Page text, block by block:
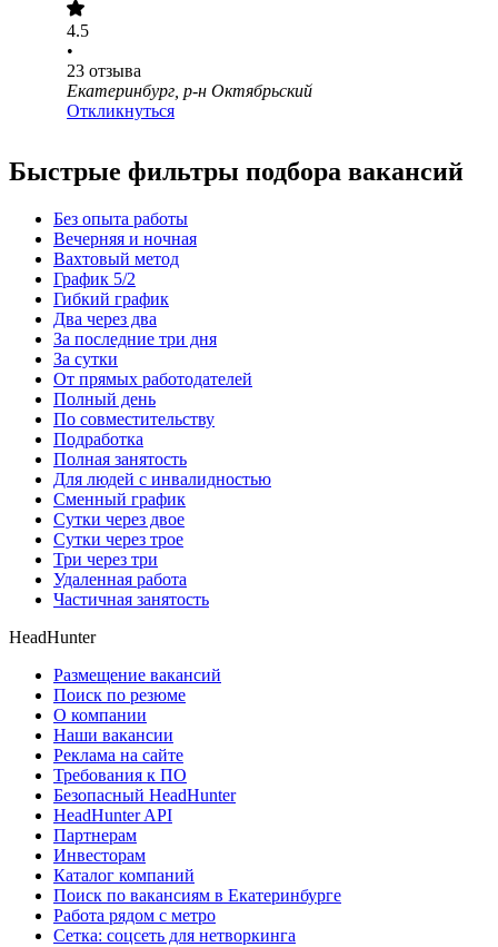
4.5
•
23 отзыва
Екатеринбург, р-н Октябрьский
Откликнуться
Быстрые фильтры подбора вакансий
Без опыта работы
Вечерняя и ночная
Вахтовый метод
График 5/2
Гибкий график
Два через два
За последние три дня
За сутки
От прямых работодателей
Полный день
По совместительству
Подработка
Полная занятость
Для людей с инвалидностью
Сменный график
Сутки через двое
Сутки через трое
Три через три
Удаленная работа
Частичная занятость
HeadHunter
Размещение вакансий
Поиск по резюме
О компании
Наши вакансии
Реклама на сайте
Требования к ПО
Безопасный HeadHunter
HeadHunter API
Партнерам
Инвесторам
Каталог компаний
Поиск по вакансиям в Екатеринбурге
Работа рядом с метро
Сетка: соцсеть для нетворкинга